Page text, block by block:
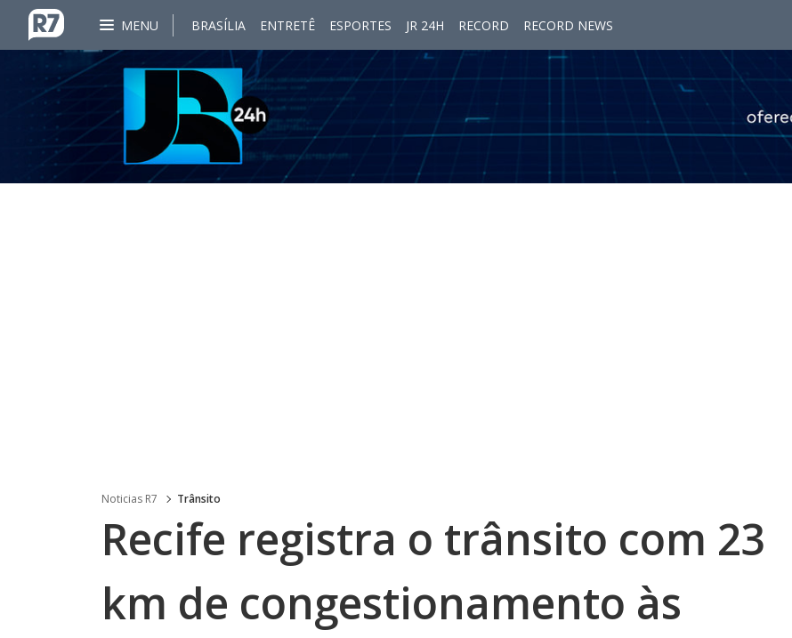
MENU BRASÍLIA ENTRETÊ ESPORTES JR 24H RECORD RECORD NEWS
Noticias R7 Trânsito
Recife registra o trânsito com 23
km de congestionamento às